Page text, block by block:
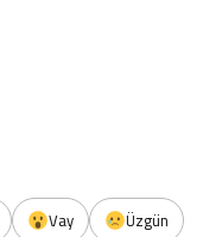
Vay
Üzgün